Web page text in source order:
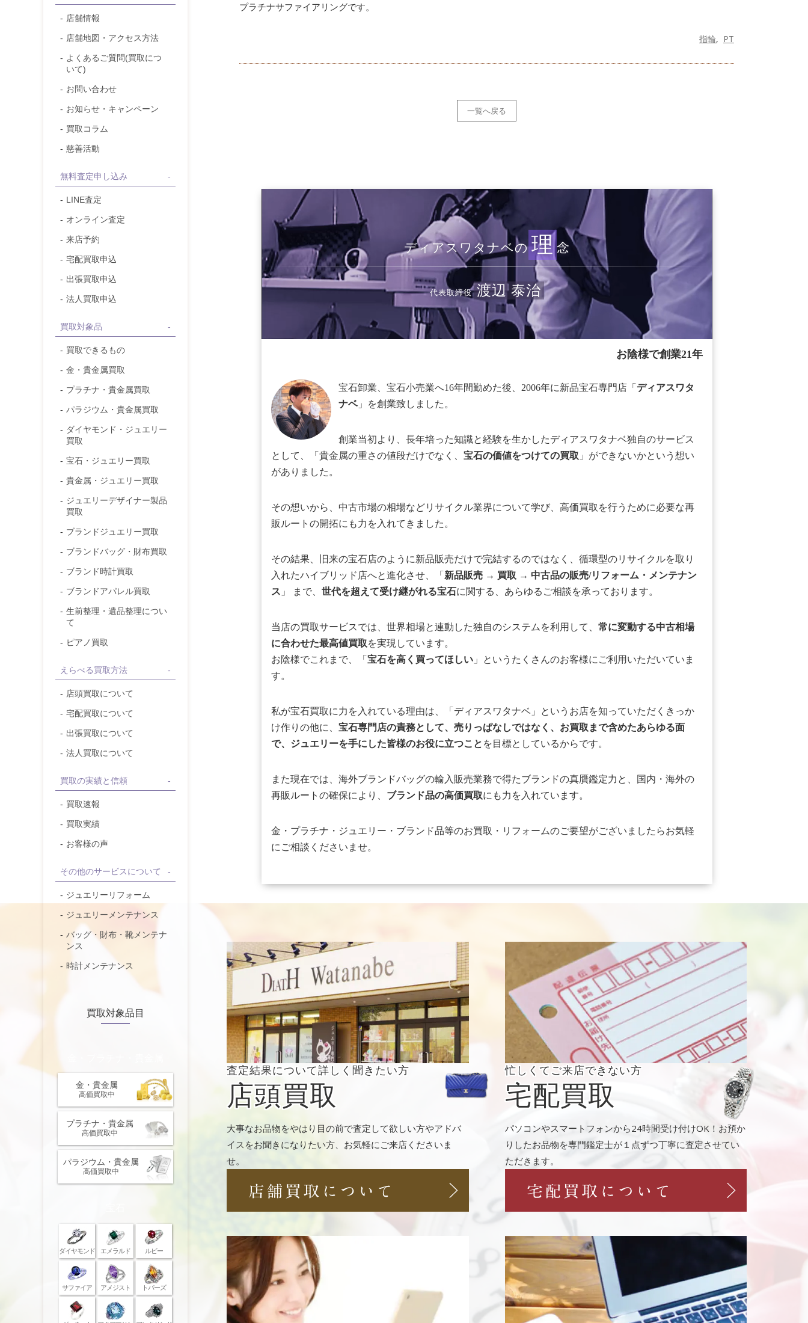
プラチナサファイアリングです。
指輪 PT
一覧へ戻る
店舗情報
店舗地図・アクセス方法
よくあるご質問(買取につ
いて)
お問い合わせ
お知らせ・キャンペーン
買取コラム
慈善活動
無料査定申し込み
LINE査定
オンライン査定
来店予約
宅配買取申込
出張買取申込
法人買取申込
買取対象品
買取できるもの
金・貴金属買取
プラチナ・貴金属買取
パラジウム・貴金属買取
ダイヤモンド ・ジュエリー
買取
宝石 ・ジュエリー買取
貴金属・ジュエリー買取
ジュエリーデザイナー製品
買取
ブランドジュエリー買取
ブランドバッグ・財布買取
ブランド時計買取
ブランドアパレル買取
生前整理・遺品整理につい
て
ピアノ買取
えらべる買取方法
店頭買取について
宅配買取について
出張買取について
法人買取について
買取の実績と信頼
買取速報
買取実績
お客様の声
その他のサービスについて
ジュエリーリフォーム
ジュエリーメンテナンス
バッグ・財布・靴メンテナ
ンス
時計メンテナンス
買取対象品目
金・貴金属
高価買取中
プラチナ・貴金属
高価買取中
パラジウム・貴金属
高価買取中
ダイヤモンド エメラルド ルビー
サファイア アメジスト トパーズ
ディアスワタナベの 理 念
代表取締役 渡辺 泰治
お陰様で創業21年
宝石卸業、宝石小売業へ16年間勤めた後、2006年に新品宝石専門店「 ディアスワタ
ナベ」を創業致しました。
創業当初より、長年培った知識と経験を生かしたディアスワタナベ独自のサービス
として、「貴金属の重さの値段だけでなく、 宝石の価値をつけての買取 」ができないかという想い
がありました。
その想いから、中古市場の相場などリサイクル業界について学び、高価買取を行うために必要な再
販ルートの開拓にも力を入れてきました。
その結果、旧来の宝石店のように新品販売だけで完結するのではなく、循環型のリサイクルを取り
入れたハイブリッド店へと進化させ、「 新品販売→ 買取 → 中古品の販売/リフォーム・メンテナン
ス 」 まで、 世代を超えて受け継がれる宝石に関する、あらゆるご相談を承っております。
当店の買取サービスでは、世界相場と連動した独自のシステムを利用して、 常に変動する中古相場
に合わせた最高値買取を実現しています。
お陰様でこれまで、「 宝石を高く買ってほしい」というたくさんのお客様にご利用いただいていま
す。
私が宝石買取に力を入れている理由は、「ディアスワタナベ」というお店を知っていただくきっか
け作りの他に、 宝石専門店の責務として、売りっぱなしではなく、お買取まで含めたあらゆる面
で、ジュエリーを手にした皆様のお役に立つこと を目標としているからです。
また現在では、海外ブランドバッグの輸入販売業務で得たブランドの真贋鑑定力と、国内・海外の
再販ルートの確保により、 ブランド品の高価買取にも力を入れています。
金・プラチナ・ジュエリー・ブランド品等のお買取・リフォームのご要望がございましたらお気軽
にご相談くださいませ。
査定結果について詳しく聞きたい方
店頭買取
大事なお品物をやはり目の前で査定して欲しい方やアドバ
イスをお聞きになりたい方、お気軽にご来店くださいま
せ。
忙しくてご来店できない方
宅配買取
パソコンやスマートフォンから24時間受け付けOK！お預か
りしたお品物を専門鑑定士が１点ずつ丁寧に査定させてい
ただきます。